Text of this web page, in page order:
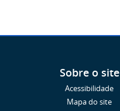
Sobre o site
Acessibilidade
Mapa do site